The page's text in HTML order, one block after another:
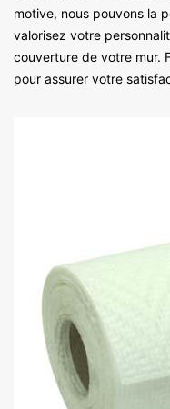
motive, nous pouvons la
valorisez votre
couverture de votre mur.
pour assurer votre